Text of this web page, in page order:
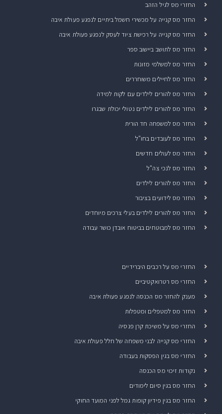
החזרי מס לגיל הזהב
החזר מס קנייה על מכשירי חשמל ביתיים לנפגע פעולת איבה
החזר מס קנייה על רכישת ציוד לעסק לנפגע פעולת איבה
החזר מס לתושב ביישוב ספר
החזר מס למשלמי מזונות
החזר מס לחיילים משוחררים
החזר מס להורים לילדים עם לקות למידה
החזר מס להורים לילדים נטולי יכולת שבגרו
החזר מס למשפחה חד הורית
החזר מס לעובדים בחו"ל
החזר מס לעולים חדשים
החזר מס לנכי צה"ל
החזר מס להורים לילדים
החזר מס לידועים בציבור
החזר מס להורים לילדים בעלי צרכים מיוחדים
החזר מס למבוטחים בביטוח אובדן כושר עבודה
החזרי מס על רכבים היברידיים
החזרי מס רטרואקטיביים
מענק להחזר מס הכנסה לנפגע פעולת איבה
החזר מס למטפלים ומטפלות
החזרי מס על משיכת קרן פנסיה
החזרי מס קנייה לבני משפחה של חלל פעולת איבה
החזרי מס בגין הפסקות בעבודה
נקודות זיכוי מס הכנסה
החזר מס בגין סיום לימודים
החזר מס בגין פידיון קופות גמל לפני המועד החוקי